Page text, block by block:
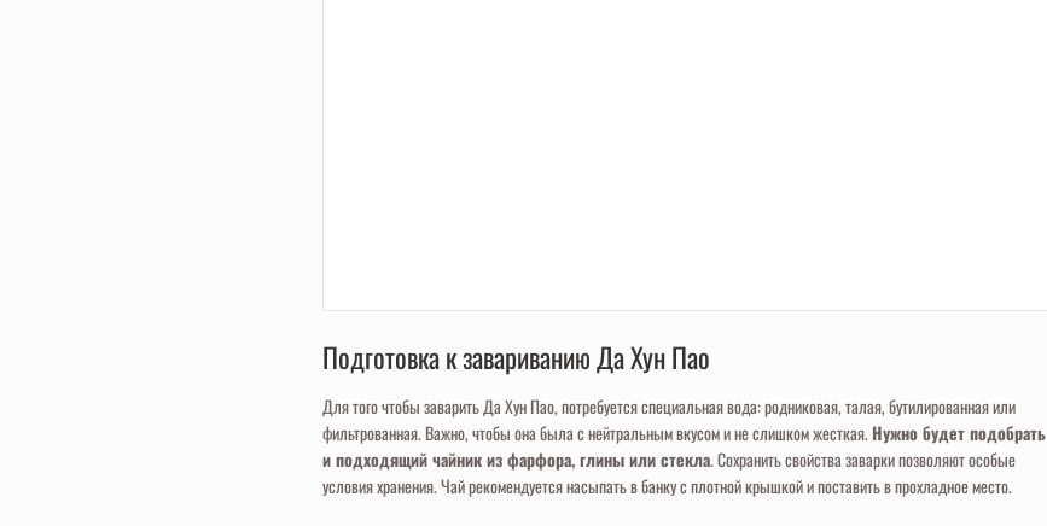
Подготовка к завариванию Да Хун Пао
Для того чтобы заварить Да Хун Пао, потребуется специальная вода: родниковая, талая, бутилированная или
фильтрованная. Важно, чтобы она была с нейтральным вкусом и не слишком жесткая. Нужно будет подобрать
и подходящий чайник из фарфора, глины или стекла. Сохранить свойства заварки позволяют особые
условия хранения. Чай рекомендуется насыпать в банку с плотной крышкой и поставить в прохладное место.